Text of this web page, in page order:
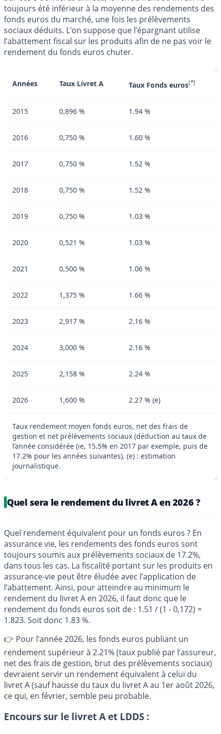
toujours été inférieur à la moyenne des rendements des
fonds euros du marché, une fois les prélèvements
sociaux déduits. L’on suppose que l’épargnant utilise
l’abattement fiscal sur les produits afin de ne pas voir le
rendement du fonds euros chuter.
Années Taux Livret A Taux Fonds euros(*)
2015 0,896 % 1.94 %
2016 0,750 % 1.60 %
2017 0,750 % 1.52 %
2018 0,750 % 1.52 %
2019 0,750 % 1.03 %
2020 0,521 % 1.03 %
2021 0,500 % 1.06 %
2022 1,375 % 1.66 %
2023 2,917 % 2.16 %
2024 3,000 % 2.16 %
2025 2,158 % 2.24 %
2026 1,600 % 2.27 % (e)
Taux rendement moyen fonds euros, net des frais de
gestion et net prélèvements sociaux (déduction au taux de
l’année considérée (ie, 15.5% en 2017 par exemple, puis de
17.2% pour les années suivantes). (e) : estimation
journalistique.
Quel sera le rendement du livret A en 2026 ?
Quel rendement équivalent pour un fonds euros ? En
assurance vie, les rendements des fonds euros sont
toujours soumis aux prélèvements sociaux de 17.2%,
dans tous les cas. La fiscalité portant sur les produits en
assurance-vie peut être éludée avec l’application de
l’abattement. Ainsi, pour atteindre au minimum le
rendement du livret A en 2026, il faut donc que le
rendement du fonds euros soit de : 1.51 / (1 - 0,172) =
1.823. Soit donc 1.83 %.
👉 Pour l’année 2026, les fonds euros publiant un
rendement supérieur à 2.21%(taux publié par l’assureur,
net des frais de gestion, brut des prélèvements sociaux)
devraient servir un rendement équivalent à celui du
livret A (sauf hausse du taux du livret A au 1er août 2026,
ce qui, en février, semble peu probable.
Encours sur le livret A et LDDS :